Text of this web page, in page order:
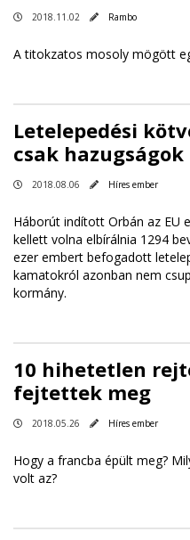
2018.11.02 Rambo
A titokzatos mosoly mögött
Letelepedési
csak hazugságok
2018.08.06 Híres ember
Háborút indított Orbán az EU
kellett volna elbírálnia 1294
ezer embert befogadott
kamatokról azonban nem
kormány.
10 hihetetlen
fejtettek meg
2018.05.26 Híres ember
Hogy a francba épült meg?
volt az?